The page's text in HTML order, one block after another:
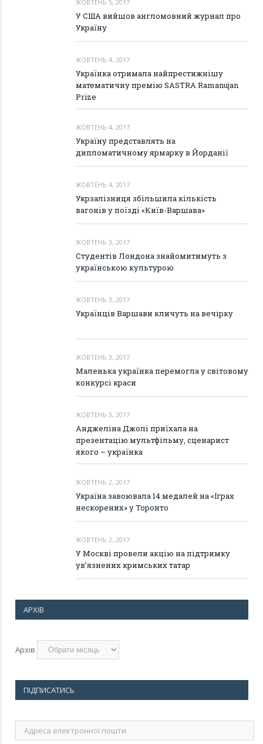
ЖОВТЕНЬ 5, 2017
У США вийшов англомовний журнал про
Україну
ЖОВТЕНЬ 4, 2017
Українка отримала найпрестижнішу
математичну премію SASTRA Ramanujan
Prize
ЖОВТЕНЬ 4, 2017
Україну представлять на
дипломатичному ярмарку в Йорданії
ЖОВТЕНЬ 4, 2017
Укрзалізниця збільшила кількість
вагонів у поїзді «Київ-Варшава»
ЖОВТЕНЬ 3, 2017
Студентів Лондона знайомитимуть з
українською культурою
ЖОВТЕНЬ 3, 2017
Українців Варшави кличуть на вечірку
ЖОВТЕНЬ 3, 2017
Маленька українка перемогла у світовому
конкурсі краси
ЖОВТЕНЬ 3, 2017
Анджеліна Джолі приїхала на
презентацію мультфільму, сценарист
якого – українка
ЖОВТЕНЬ 2, 2017
Україна завоювала 14 медалей на «Іграх
нескорених» у Торонто
ЖОВТЕНЬ 2, 2017
У Москві провели акцію на підтримку
ув’язнених кримських татар
АРХІВ
Архів
ПІДПИСАТИСЬ
Адреса
електронної